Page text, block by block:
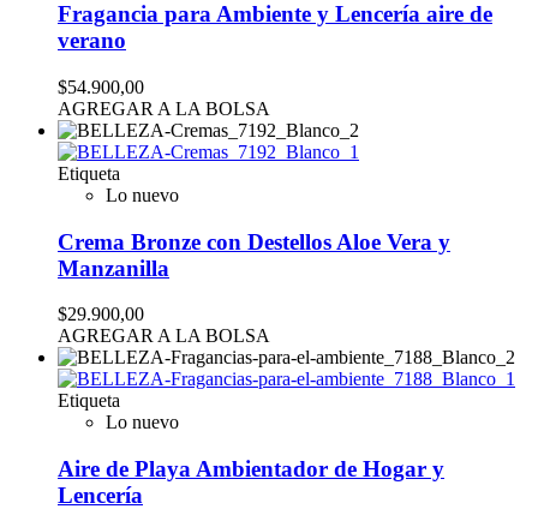
Fragancia para Ambiente y Lencería aire de
verano
$54.900,00
AGREGAR A LA BOLSA
Etiqueta
Lo nuevo
Crema Bronze con Destellos Aloe Vera y
Manzanilla
$29.900,00
AGREGAR A LA BOLSA
Etiqueta
Lo nuevo
Aire de Playa Ambientador de Hogar y
Lencería